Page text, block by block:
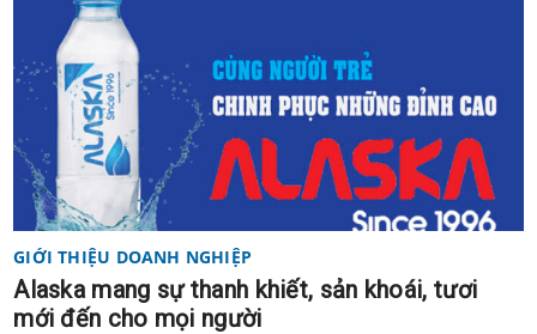
GIỚI THIỆU DOANH NGHIỆP
Alaska mang sự thanh khiết, sản khoái, tươi
mới đến cho mọi người